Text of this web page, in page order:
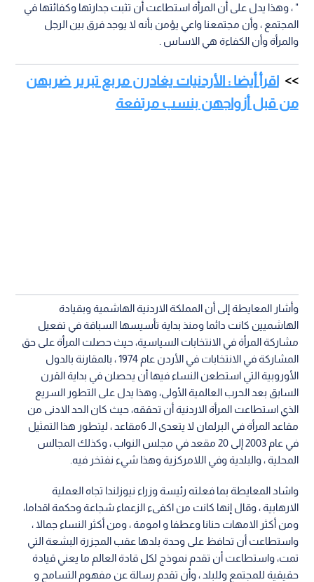
" ، وهذا يدل على أن المرأة استطاعت أن تثبت جدارتها وكفائتها في
المجتمع ، وأن مجتمعنا واعي يؤمن بأنه لا يوجد فرق بين الرجل
والمرأة وأن الكفاءة هي الاساس .
اقرأ أيضا : الأردنيات يغادرن مربع تبرير ضربهن
من قبل أزواجهن بنسب مرتفعة
وأشار المعايطة إلى أن المملكة الاردنية الهاشمية وبقيادة
الهاشميين كانت دائما ومنذ بداية تأسيسها السباقة في تفعيل
مشاركة المرأة في الانتخابات السياسية، حيث حصلت المرأة على حق
المشاركة في الانتخابات في الأردن عام 1974 ، بالمقارنة بالدول
الأوروبية التي استطعن النساء فيها أن يحصلن في بداية القرن
السابق بعد الحرب العالمية الأولى، وهذا يدل على التطور السريع
الذي استطاعت المرأة الاردنية أن تحققه، حيث كان الحد الادنى من
مقاعد المرأة في البرلمان لا يتعدى الـ 6مقاعد ، ليتطور هذا التمثيل
في عام 2003 إلى 20 مقعد في مجلس النواب ، وكذلك المجالس
المحلية ، والبلدية وفي اللامركزية وهذا شيء نفتخر فيه.
واشاد المعايطة بما فعلته رئيسة وزراء نيوزلندا تجاه العملية
الارهابية ، وقال إنها كانت من اكفىء الزعماء شجاعة وحكمة اقداما،
ومن أكثر الامهات حنانا وعطفا و امومة ، ومن أكثر النساء جمالا ،
واستطاعت أن تحافظ على وحدة بلدها عقب المجزرة البشعة التي
تمت، واستطاعت أن تقدم نموذج لكل قادة العالم ما يعني قيادة
حقيقية للمجتمع وللبلد ، وأن تقدم رسالة عن مفهوم التسامح و